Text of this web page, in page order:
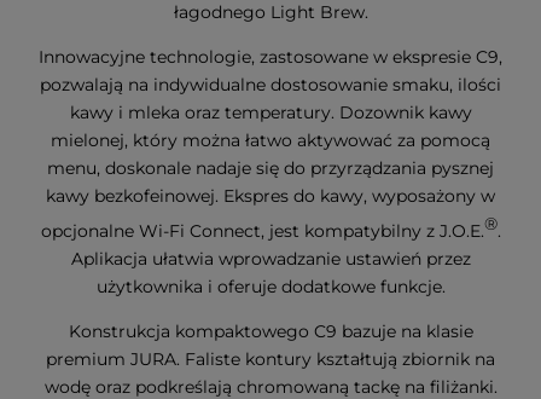
łagodnego Light Brew.
Innowacyjne technologie, zastosowane w ekspresie C9,
pozwalają na indywidualne dostosowanie smaku, ilości
kawy i mleka oraz temperatury. Dozownik kawy
mielonej, który można łatwo aktywować za pomocą
menu, doskonale nadaje się do przyrządzania pysznej
kawy bezkofeinowej. Ekspres do kawy, wyposażony w
opcjonalne Wi-Fi Connect, jest kompatybilny z J.O.E.®.
Aplikacja ułatwia wprowadzanie ustawień przez
użytkownika i oferuje dodatkowe funkcje.
Konstrukcja kompaktowego C9 bazuje na klasie
premium JURA. Faliste kontury kształtują zbiornik na
wodę oraz podkreślają chromowaną tackę na filiżanki.